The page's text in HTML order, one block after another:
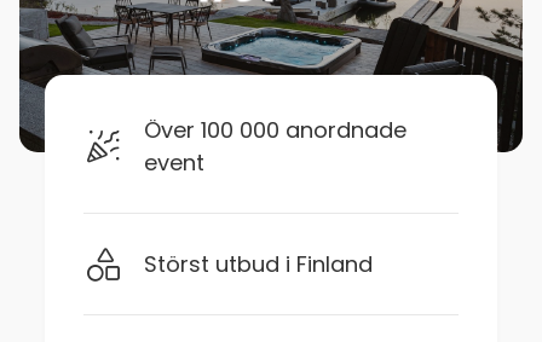
Över 100 000 anordnade
event
Störst utbud i Finland